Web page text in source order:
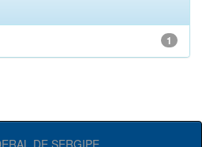
1
DE SERGIPE